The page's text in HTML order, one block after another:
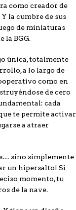
como creador de
la cumbre de sus
de miniaturas
la BGG.
única, totalmente
a lo largo de
como en
de cero
cada
te permite activar
a atraer
sino simplemente
un hipersalto! Si
momento, tu
de la nave.